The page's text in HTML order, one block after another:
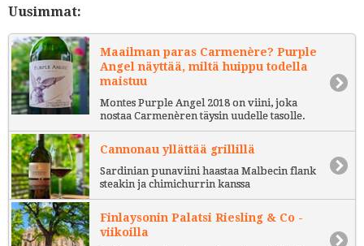
Uusimmat:
Maailman paras Carmenère? Purple
Angel näyttää, miltä huippu todella
maistuu
Montes Purple Angel 2018 on viini, joka
nostaa Carmenèren täysin uudelle tasolle.
Cannonau yllättää grillillä
Sardinian punaviini haastaa Malbecin flank
steakin ja chimichurrin kanssa
Finlaysonin Palatsi Riesling & Co -
viikoilla